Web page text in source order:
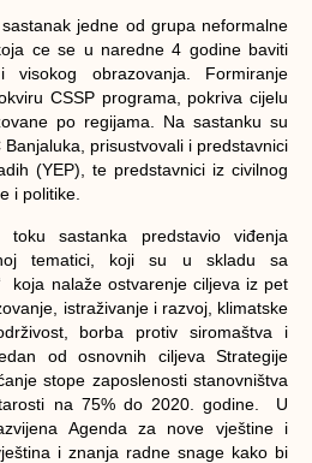
jedne od grupa neformalne
ce se u naredne 4 godine baviti
obrazovanja. Formiranje
CSSP programa, pokriva cijelu
po regijama. Na sastanku su
prisustvovali i predstavnici
(YEP), te predstavnici iz civilnog
i politike.
sastanka predstavio viđenja
tematici, koji su u skladu sa
koja nalaže ostvarenje ciljeva iz pet
istraživanje i razvoj, klimatske
borba protiv siromaštva i
od osnovnih ciljeva Strategije
stope zaposlenosti stanovništva
na 75% do 2020. godine. U
Agenda za nove vještine i
i znanja radne snage kako bi